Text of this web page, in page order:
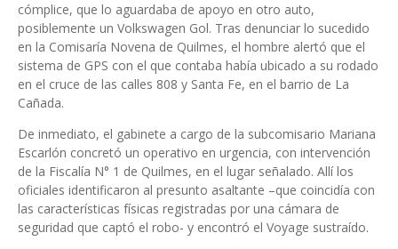
cómplice, que lo aguardaba de apoyo en otro auto,
posiblemente un Volkswagen Gol. Tras denunciar lo sucedido
en la Comisaría Novena de Quilmes, el hombre alertó que el
sistema de GPS con el que contaba había ubicado a su rodado
en el cruce de las calles 808 y Santa Fe, en el barrio de La
Cañada.
De inmediato, el gabinete a cargo de la subcomisario Mariana
Escarlón concretó un operativo en urgencia, con intervención
de la Fiscalía N° 1 de Quilmes, en el lugar señalado. Allí los
oficiales identificaron al presunto asaltante –que coincidía con
las características físicas registradas por una cámara de
seguridad que captó el robo- y encontró el Voyage sustraído.